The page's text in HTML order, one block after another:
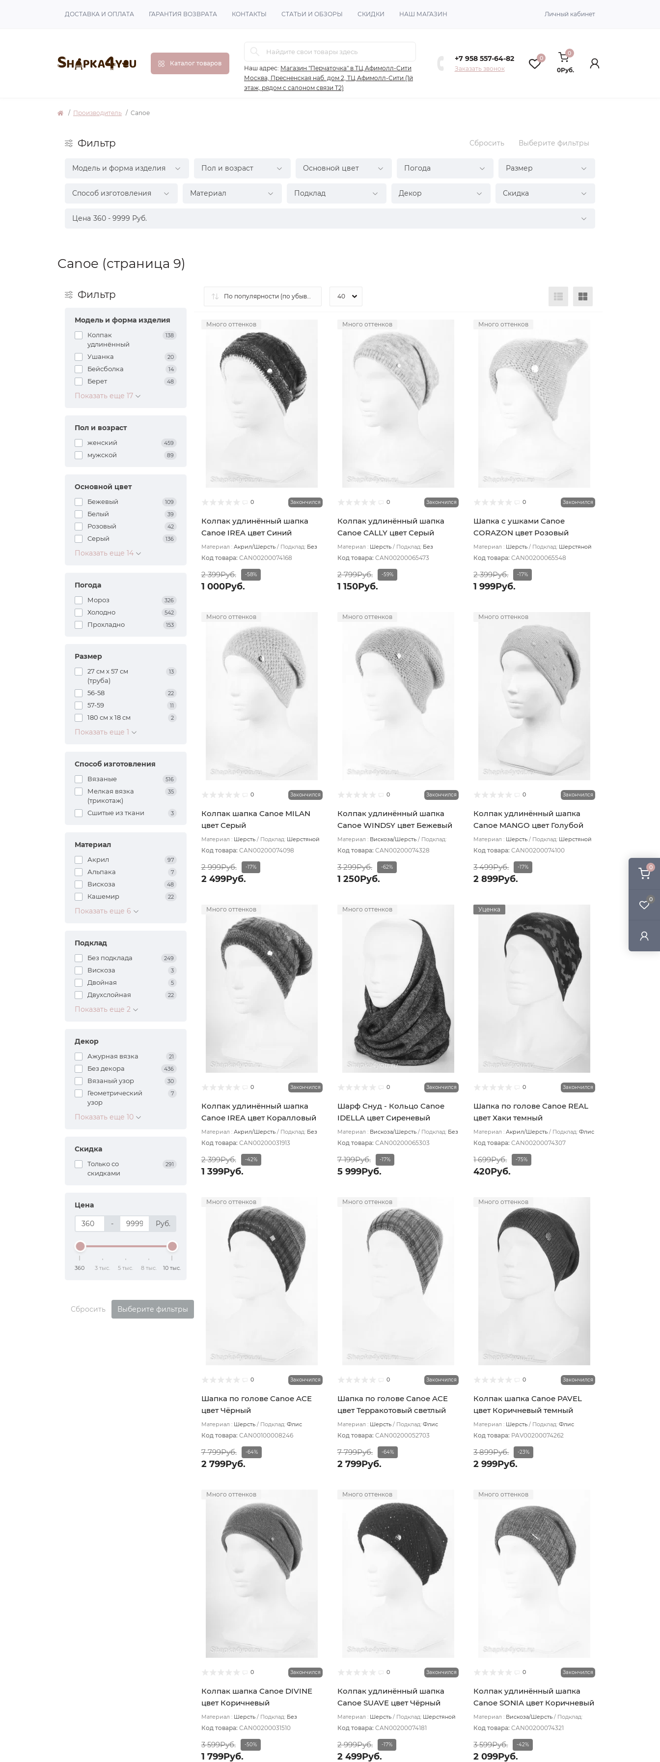
0
0
ДОСТАВКА И ОПЛАТА ГАРАНТИЯ ВОЗВРАТА КОНТАКТЫ СТАТЬИ И ОБЗОРЫ СКИДКИ НАШ МАГАЗИН Личный кабинет
Каталог товаров
Наш адрес: Магазин "Перчаточка" в ТЦ Афимолл-Сити
Москва, Пресненская наб. дом 2, ТЦ Афимолл-Сити (1й
этаж, рядом с салоном связи Т2)
+7 958 557-64-82
Заказать звонок
0
0
0Руб.
Производитель Canoe
Фильтр Сбросить Выберите фильтры
Модель и форма изделия Пол и возраст Основной цвет Погода Размер
Способ изготовления Материал Подклад Декор Скидка
360 - 9999 Руб.
Цена
Canoe (страница 9)
Фильтр
Модель и форма изделия
Колпак
удлинённый
138
Ушанка 20
Бейсболка 14
Берет 48
Показать еще 17
Пол и возраст
женский 459
мужской 89
Основной цвет
Бежевый 109
Белый 39
Розовый 42
Серый 136
Показать еще 14
Погода
Мороз 326
Холодно 542
Прохладно 153
Размер
27 см х 57 см
(труба)
13
56-58 22
57-59 11
180 см х 18 см 2
Показать еще 1
Способ изготовления
Вязаные 516
Мелкая вязка
(трикотаж)
35
Сшитые из ткани 3
Материал
Акрил 97
Альпака 7
Вискоза 48
Кашемир 22
Показать еще 6
Подклад
Без подклада 249
Вискоза 3
Двойная 5
Двухслойная 22
Показать еще 2
Декор
Ажурная вязка 21
Без декора 436
Вязаный узор 30
Геометрический
узор
7
Показать еще 10
Скидка
Только со
cкидками
291
Цена
- Руб.
360 3 тыс. 5 тыс. 8 тыс. 10 тыс.
Сбросить Выберите фильтры
Много оттенков
0 Закончился
Колпак удлинённый шапка
Canoe IREA цвет Синий
тёмный/белый
Материал : Акрил/Шерсть Подклад: Без
Код товара: CAN00200074168
2 399Руб. -58%
1 000Руб.
Много оттенков
0 Закончился
Колпак удлинённый шапка
Canoe CALLY цвет Серый
светлый
Материал : Шерсть Подклад: Без
Код товара: CAN00200065473
2 799Руб. -59%
1 150Руб.
Много оттенков
0 Закончился
Шапка с ушками Canoe
CORAZON цвет Розовый
пудровый
Материал : Шерсть Подклад: Шерстяной
Код товара:CAN00200065548
2 399Руб. -17%
1 999Руб.
Много оттенков
0 Закончился
Колпак шапка Canoe MILAN
цвет Серый
Материал : Шерсть Подклад: Шерстяной
Код товара: CAN00200074098
2 999Руб. -17%
2 499Руб.
Много оттенков
0 Закончился
Колпак удлинённый шапка
Canoe WINDSY цвет Бежевый
Материал : Вискоза/Шерсть
Подклад:
Код товара: CAN00200074328
3 299Руб. -62%
1 250Руб.
Много оттенков
0 Закончился
Колпак удлинённый шапка
Canoe MANGO цвет Голубой
Материал : Шерсть Подклад: Шерстяной
Код товара:CAN00200074100
3 499Руб. -17%
2 899Руб.
Много оттенков
0 Закончился
Колпак удлинённый шапка
Canoe IREA цвет Коралловый
Материал : Акрил/Шерсть Подклад: Без
Код товара: CAN00200031913
2 399Руб. -42%
1 399Руб.
Много оттенков
0 Закончился
Шарф Снуд - Кольцо Canoe
IDELLA цвет Сиреневый
темный
Материал : Вискоза/Шерсть Подклад: Без
Код товара: CAN00200065303
7 199Руб. -17%
5 999Руб.
Уценка
0 Закончился
Шапка по голове Canoe REAL
цвет Хаки темный
Материал : Акрил/Шерсть Подклад: Флис
Код товара:CAN00200074307
1 699Руб. -75%
420Руб.
Много оттенков
0 Закончился
Шапка по голове Canoe ACE
цвет Чёрный
Материал : Шерсть Подклад: Флис
Код товара: CAN00100008246
7 799Руб. -64%
2 799Руб.
Много оттенков
0 Закончился
Шапка по голове Canoe ACE
цвет Терракотовый светлый
Материал : Шерсть Подклад: Флис
Код товара: CAN00200052703
7 799Руб. -64%
2 799Руб.
Много оттенков
0 Закончился
Колпак шапка Canoe PAVEL
цвет Коричневый темный
Материал : Шерсть Подклад: Флис
Код товара: PAV00200074262
3 899Руб. -23%
2 999Руб.
Много оттенков
0 Закончился
Колпак шапка Canoe DIVINE
цвет Коричневый
Материал : Шерсть Подклад: Без
Код товара: CAN00200031510
3 599Руб. -50%
1 799Руб.
Много оттенков
0 Закончился
Колпак удлинённый шапка
Canoe SUAVE цвет Чёрный
Материал : Шерсть Подклад: Шерстяной
Код товара: CAN00200074181
2 999Руб. -17%
2 499Руб.
Много оттенков
0 Закончился
Колпак удлинённый шапка
Canoe SONIA цвет Коричневый
Материал : Вискоза/Шерсть
Подклад:
Код товара:CAN00200074321
3 599Руб. -42%
2 099Руб.